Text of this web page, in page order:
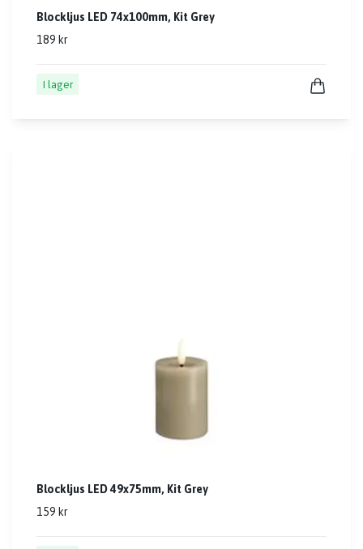
Blockljus LED 74x100mm, Kit Grey
189 kr
I lager
Blockljus LED 49x75mm, Kit Grey
159 kr